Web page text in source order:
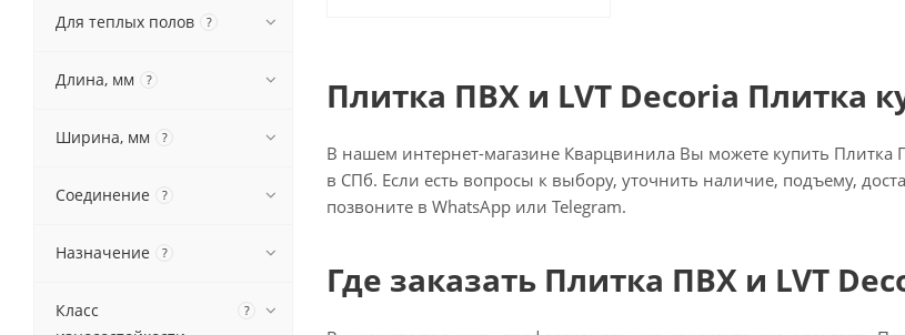
Плитка ПВХ и LVT Decoria Плитка
В нашем интернет-магазине Кварцвинила Вы можете купить Плитка
в СПб. Если есть вопросы к выбору, уточнить наличие, подъему,
позвоните в WhatsApp или Telegram.
Где заказать Плитка ПВХ и LVT
Для теплых полов ?
Длина, мм ?
Ширина, мм ?
Соединение ?
Назначение ?
Класс
?